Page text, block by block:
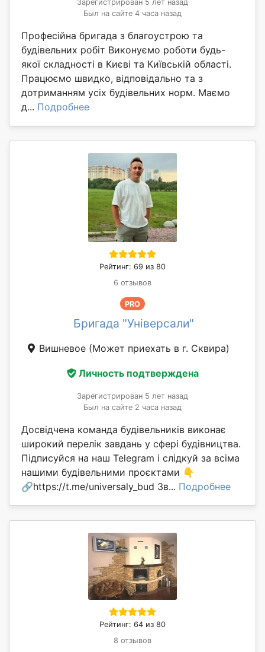
Зарегистрирован 5 лет назад
Был на сайте 4 часа назад
Професійна бригада з благоустрою та
будівельних робіт Виконуємо роботи будь-
якої складності в Києві та Київській області.
Працюємо швидко, відповідально та з
дотриманням усіх будівельних норм. Маємо
д... Подробнее
Рейтинг: 69 из 80
6 отзывов
PRO
Бригада "Універсали"
Вишневое (Может приехать в г. Сквирa)
Личность подтверждена
Зарегистрирован 5 лет назад
Был на сайте 2 часа назад
Досвідчена команда будівельників виконає
широкий перелік завдань у сфері будівництва.
Підписуйся на наш Telegram і слідкуй за всіма
нашими будівельними проєктами 👇
🔗https://t.me/universaly_bud Зв... Подробнее
Рейтинг: 64 из 80
8 отзывов